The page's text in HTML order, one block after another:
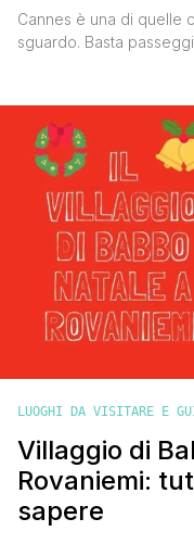
Cannes è una di quelle
sguardo. Basta
speciale. È una città
LUOGHI DA VISITARE E
Villaggio di
Rovaniemi:
sapere